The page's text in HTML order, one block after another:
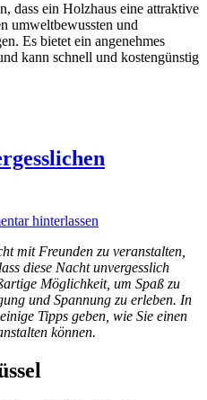
dass ein Holzhaus eine attraktive
umweltbewussten und
Es bietet ein angenehmes
kann schnell und kostengünstig
hinterlassen
mit Freunden zu veranstalten,
diese Nacht unvergesslich
Möglichkeit, um Spaß zu
und Spannung zu erleben. In
Tipps geben, wie Sie einen
können.